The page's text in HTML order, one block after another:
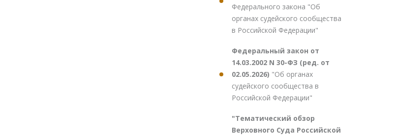
Федерального закона "Об
органах судейского сообщества
в Российской Федерации"
Федеральный закон от
14.03.2002 N 30-ФЗ (ред. от
02.05.2026) "Об органах
судейского сообщества в
Российской Федерации"
"Тематический обзор
Верховного Суда Российской